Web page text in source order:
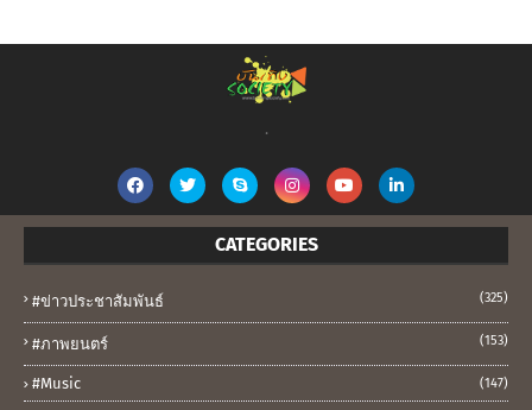
.
CATEGORIES
#ข่าวประชาสัมพันธ์ (325)
#ภาพยนตร์ (153)
#music (147)